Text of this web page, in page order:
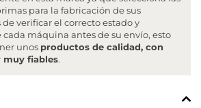
para la fabricación de sus
verificar el correcto estado y
máquina antes de su envío, esto
unos productos de calidad, con
muy fiables.